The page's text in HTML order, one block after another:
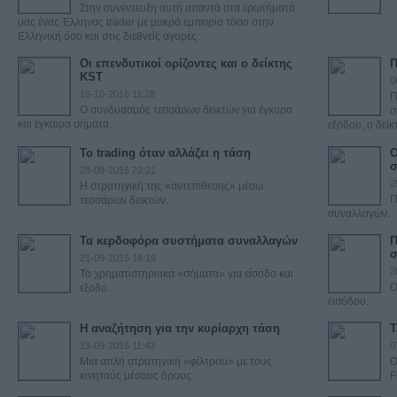
Στην συνέντευξη αυτή απαντά στα ερωτήματά
μας ένας Έλληνας trader με μακρά εμπειρία τόσο στην
Ελληνική όσο και στις διεθνείς αγορές.
Οι επενδυτικοί ορίζοντες και ο δείκτης
KST
19-10-2016 11:28
O συνδυασμός τεσσάρων δεικτών για έγκυρα
και έγκαιρα σήματα.
εξόδου, ο
Το trading όταν αλλάζει η τάση
28-09-2016 22:21
Η στρατηγική της «αντεπίθεσης» μέσω
τεσσάρων δεικτών.
συναλλαγών.
Τα κερδοφόρα συστήματα συναλλαγών
21-09-2016 14:19
Τα χρηματιστηριακά «σήματα» για είσοδο και
έξοδο...
εισόδου.
Η αναζήτηση για την κυρίαρχη τάση
13-09-2016 11:43
Μια απλή στρατηγική «φίλτρου» με τους
κινητούς μέσους όρους.